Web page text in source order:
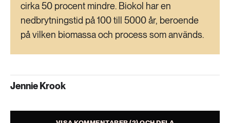
cirka 50 procent mindre. Biokol har en
nedbrytningstid på 100 till 5000 år, beroende
på vilken biomassa och process som används.
Jennie Krook